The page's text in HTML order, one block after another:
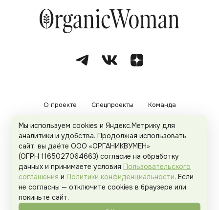
О проекте Спецпроекты Команда
Рекламодателям Политика конфиденциальности
Пользовательское соглашение
Organicwoman.ru . Все права защищены.
Мы используем cookies и Яндекс.Метрику для
аналитики и удобства. Продолжая использовать
сайт, вы даёте ООО «ОРГАНИКВУМЕН»
(ОГРН 1165027064663) согласие на обработку
данных и принимаете условия Пользовательского
соглашения и Политики конфиденциальности. Если
не согласны — отключите cookies в браузере или
покиньте сайт.